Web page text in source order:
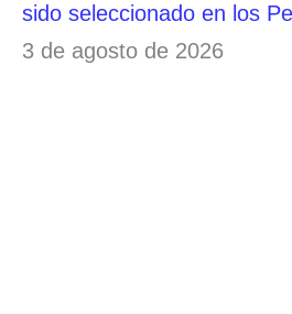
sido seleccionado en los
3 de agosto de 2026